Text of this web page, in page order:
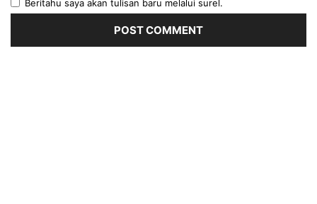
Beritahu saya akan tulisan baru melalui surel.